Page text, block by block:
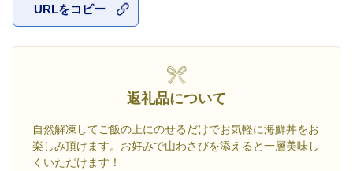
URLをコピー
返礼品について
自然解凍してご飯の上にのせるだけでお気軽に海鮮丼をお
楽しみ頂けます。お好みで山わさびを添えると一層美味し
くいただけます！